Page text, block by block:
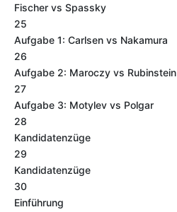
Fischer vs Spassky
25
Aufgabe 1: Carlsen vs Nakamura
26
Aufgabe 2: Maroczy vs Rubinstein
27
Aufgabe 3: Motylev vs Polgar
28
Kandidatenzüge
29
Kandidatenzüge
30
Einführung